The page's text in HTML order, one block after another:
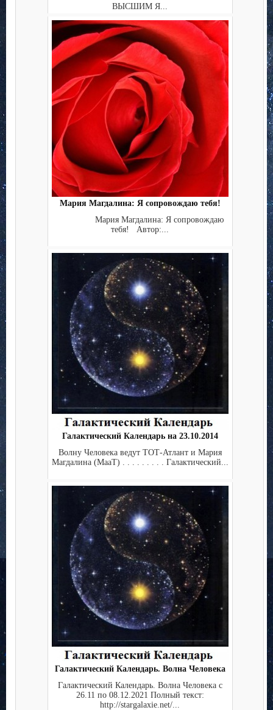
ВЫСШИМ Я...
Мария Магдалина: Я сопровождаю тебя!
Мария Магдалина: Я сопровождаю
тебя! Автор:...
Галактический Календарь на 23.10.2014
Волну Человека ведут ТОТ-Атлант и Мария
Магдалина (МааТ) . . . . . . . . . Галактический...
Галактический Календарь. Волна Человека
Галактический Календарь. Волна Человека с
26.11 по 08.12.2021 Полный текст:
http://stargalaxie.net/...